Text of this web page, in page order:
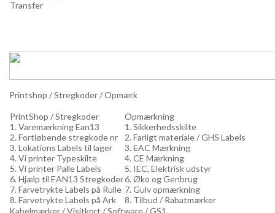
Transfer
Printshop / Stregkoder / Opmærk
PrintShop / Stregkoder
1. Varemærkning Ean13
2. Fortløbende stregkode nr
3. Lokations Labels til lager
4. Vi printer Typeskilte
5. Vi printer Palle Labels
6. Hjælp til EAN13 Stregkoder
7. Farvetrykte Labels på Rulle
8. Farvetrykte Labels på Ark
Opmærkning
1. Sikkerhedsskilte
2. Farligt materiale / GHS Labels
3. EAC Mærkning
4. CE Mærkning
5. IEC, Elektrisk udstyr
6. Øko og Genbrug
7. Gulv opmærkning
8. Tilbud / Rabatmærker
Kabelmærker / Visitkort / Software / GS1